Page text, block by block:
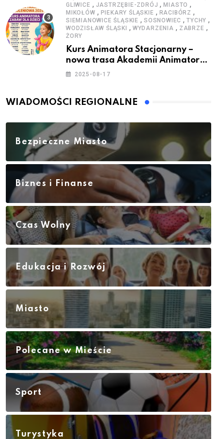
GLIWICE , JASTRZĘBIE-ZDRÓJ ,MIASTO ,
MIKOŁÓW , PIEKARY ŚLĄSKIE , RACIBÓRZ ,
SIEMIANOWICE ŚLĄSKIE ,SOSNOWIEC ,TYCHY ,
WODZISŁAW ŚLĄSKI , WYDARZENIA , ZABRZE ,
ŻORY
Kurs Animatora Stacjonarny –
nowa trasa Akademii Animatora
– jesień 2025
2025-08-17
WIADOMOŚCI REGIONALNE
Bezpieczne Miasto
Biznes i Finanse
Czas Wolny
Edukacja i Rozwój
Miasto
Polecane w Mieście
Sport
Turystyka